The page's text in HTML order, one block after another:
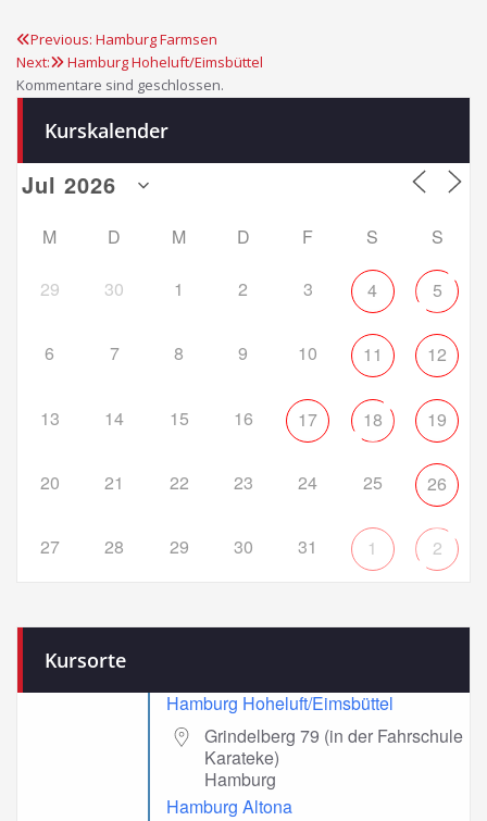
Beitragsnavigation
Previous: Hamburg Farmsen
Next:
Hamburg Hoheluft/Eimsbüttel
Kommentare sind geschlossen.
Kurskalender
M D M D F S S
29 30 1 2 3 4 5
6 7 8 9 10 11 12
13 14 15 16 17 18 19
20 21 22 23 24 25 26
27 28 29 30 31 1 2
Kursorte
Hamburg Hoheluft/Eimsbüttel
Grindelberg 79 (in der Fahrschule
Karateke)
Hamburg
Hamburg Altona